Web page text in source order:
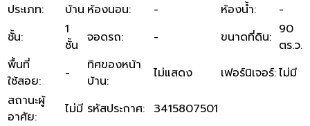
ประเภท: บ้าน ห้องนอน: - ห้องน้ำ:
-
ชั้น:
1
ชั้น จอดรถ: - ขนาดที่ดิน: 90
ตร.ว.
พื้นที่
ใช้สอย: -
ทิศของหน้า
บ้าน: ไม่แสดง เฟอร์นิเจอร์:ไม่มี
สถานะผู้
อาศัย: ไม่มี รหัสประกาศ: 3415807501